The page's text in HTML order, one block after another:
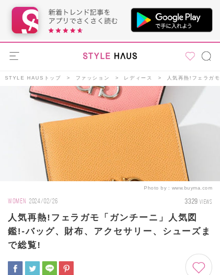
STYLE HAUSトップ ファッション レディース 人気再熱!フェラガ
Photo by： www.buyma.com
WOMEN 2024/02/26 3329 VIEWS
人気再熱!フェラガモ「ガンチーニ」人気図
鑑!-バッグ、財布、アクセサリー、シューズま
で総覧!